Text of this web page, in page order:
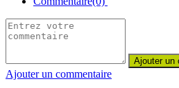
Ajouter un commentaire